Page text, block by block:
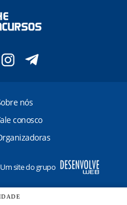
nós
conosco
site do grupo